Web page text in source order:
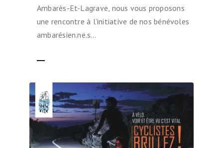
Ambarès-Et-Lagrave, nous vous proposons
une rencontre à l’initiative de nos bénévoles
ambarésien.ne.s…